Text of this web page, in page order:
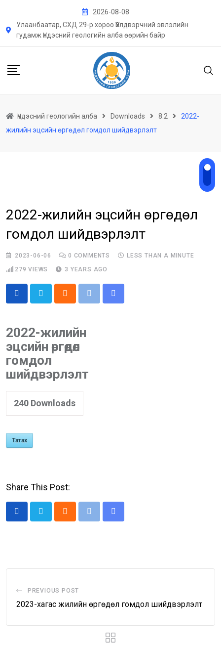
content
2026-08-08
Улаанбаатар, СХД 29-р хороо Үйлдвэрчний эвлэлийн
гудамж Үндэсний геологийн алба өөрийн байр
Үндэсний геологийн алба Downloads 8.2
2022-
жилийн эцсийн өргөдөл гомдол шийдвэрлэлт
2022-жилийн эцсийн өргөдөл
гомдол шийдвэрлэлт
2023-06-06 0 COMMENTS
LESS THAN A MINUTE
279 VIEWS 3 YEARS AGO
Cloud Print
Share
2022-жилийн
эцсийн өргөдөл
гомдол
шийдвэрлэлт
240 Downloads
Татах
Share This Post:
Cloud Print
Share
PREVIOUS POST
2023-хагас жилийн өргөдөл гомдол шийдвэрлэлт